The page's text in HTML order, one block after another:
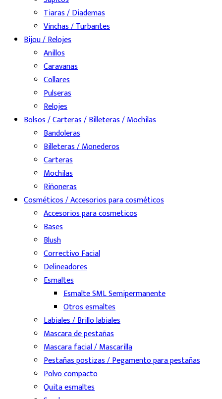
Tiaras / Diademas
Vinchas / Turbantes
Bijou / Relojes
Anillos
Caravanas
Collares
Pulseras
Relojes
Bolsos / Carteras / Billeteras / Mochilas
Bandoleras
Billeteras / Monederos
Carteras
Mochilas
Riñoneras
Cosméticos / Accesorios para cosméticos
Accesorios para cosmeticos
Bases
Blush
Correctivo Facial
Delineadores
Esmaltes
Esmalte SML Semipermanente
Otros esmaltes
Labiales / Brillo labiales
Mascara de pestañas
Mascara facial / Mascarilla
Pestañas postizas / Pegamento para pestañas
Polvo compacto
Quita esmaltes